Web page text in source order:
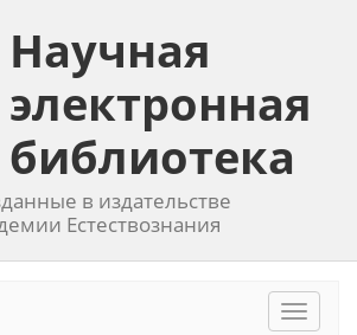
Научная
электронная
библиотека
в издательстве
Естествознания
Toggle